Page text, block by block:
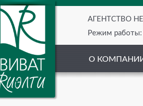
АГЕНТСТВО
Режим работы:
О